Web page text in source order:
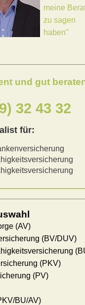
meine
zu sagen
haben"
und gut
32 43 32
für:
(AV)
(BV/DUV)
(PKV)
(PV)
BU/AV)